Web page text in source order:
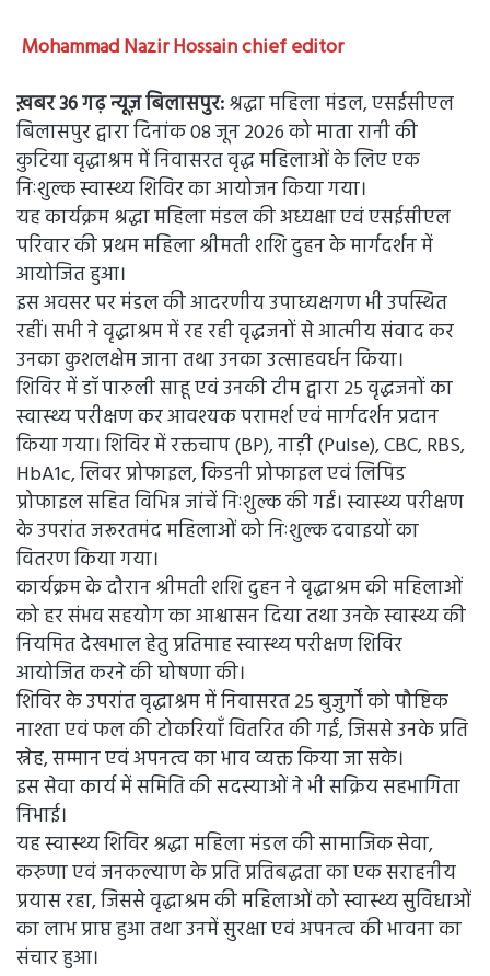
Mohammad Nazir Hossain chief editor
ख़बर 36 गढ़ न्यूज़ बिलासपुर:श्रद्धा महिला मंडल, एसईसीएल
बिलासपुर द्वारा दिनांक 08 जून 2026 को माता रानी की
कुटिया वृद्धाश्रम में निवासरत वृद्ध महिलाओं के लिए एक
निःशुल्क स्वास्थ्य शिविर का आयोजन किया गया।
यह कार्यक्रम श्रद्धा महिला मंडल की अध्यक्षा एवं एसईसीएल
परिवार की प्रथम महिला श्रीमती शशि दुहन के मार्गदर्शन में
आयोजित हुआ।
इस अवसर पर मंडल की आदरणीय उपाध्यक्षगण भी उपस्थित
रहीं। सभी ने वृद्धाश्रम में रह रही वृद्धजनों से आत्मीय संवाद कर
उनका कुशलक्षेम जाना तथा उनका उत्साहवर्धन किया।
शिविर में डॉ पारुली साहू एवं उनकी टीम द्वारा 25 वृद्धजनों का
स्वास्थ्य परीक्षण कर आवश्यक परामर्श एवं मार्गदर्शन प्रदान
किया गया। शिविर में रक्तचाप (BP), नाड़ी (Pulse), CBC, RBS,
HbA1c, लिवर प्रोफाइल, किडनी प्रोफाइल एवं लिपिड
प्रोफाइल सहित विभिन्न जांचें निःशुल्क की गईं। स्वास्थ्य परीक्षण
के उपरांत जरूरतमंद महिलाओं को निःशुल्क दवाइयों का
वितरण किया गया।
कार्यक्रम के दौरान श्रीमती शशि दुहन ने वृद्धाश्रम की महिलाओं
को हर संभव सहयोग का आश्वासन दिया तथा उनके स्वास्थ्य की
नियमित देखभाल हेतु प्रतिमाह स्वास्थ्य परीक्षण शिविर
आयोजित करने की घोषणा की।
शिविर के उपरांत वृद्धाश्रम में निवासरत 25 बुजुर्गों को पौष्टिक
नाश्ता एवं फल की टोकरियाँ वितरित की गईं, जिससे उनके प्रति
स्नेह, सम्मान एवं अपनत्व का भाव व्यक्त किया जा सके।
इस सेवा कार्य में समिति की सदस्याओं ने भी सक्रिय सहभागिता
निभाई।
यह स्वास्थ्य शिविर श्रद्धा महिला मंडल की सामाजिक सेवा,
करुणा एवं जनकल्याण के प्रति प्रतिबद्धता का एक सराहनीय
प्रयास रहा, जिससे वृद्धाश्रम की महिलाओं को स्वास्थ्य सुविधाओं
का लाभ प्राप्त हुआ तथा उनमें सुरक्षा एवं अपनत्व की भावना का
संचार हुआ।